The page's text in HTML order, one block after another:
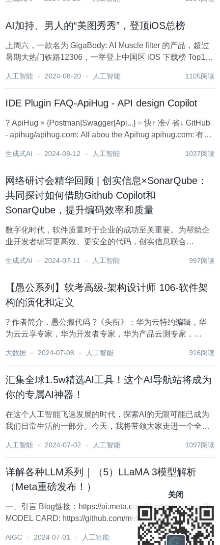
NPC的文本数量，但玩家仍不满足于现有NPC的表现。如
AI加持、男人的“美图秀秀”，登顶iOS总榜
上周六，一款名为 GigaBody: AI Muscle filter 的产品，超过
暑期大热门铁路12306，一举登上中国区 iOS 下载榜 Top1。
加肌肉的身材美化，所谓“小手一点，少练10年”...
人工智能 2024-08-20 人工智能 1105阅读
IDE Plugin FAQ-ApiHug - API design Copilot
? ApiHug × {Postman|Swagger|Api...} = 快↑ 准√ 省↓ GitHub
- apihug/apihug.com: All abou the Apihug apihug.com: 有
生成式AI 2024-08-12 人工智能 1037阅读
网络研讨会精华回顾 | 创实信息×SonarQube：
共同探讨如何借助Github Copilot和
SonarQube，提升编码效率和质量
数字化时代，软件质量对于企业的成功至关重要。为帮助企
业开发者编写更高效、更安全的代码，创实信息联合
本次研讨会以“如何借助Github Copilot和SonarQube，加速
生成式AI 2024-07-11 人工智能 997阅读
【愚公系列】软考高级-架构设计师 106-软件架
构的演化和定义
? 作者简介，愚公搬代码 ?《头衔》：华为云特约编辑，华
为云云享专家，华为开发者专家，华为产品云测专家，
里云签约作者，腾讯云优秀博主，腾讯云内容共创官，掘金
大数据 2024-07-08 人工智能 916阅读
汇集全球1.5w精选AI工具！这个AI导航站将成为
你的专属AI神器！
在这个人工智能飞速发展的时代，探索AI的无限可能已成为
我们日常生活的一部分。今天，我将带领大家走进一个全新
航站，它不仅为你提供了一个发现和使用AI工具的便捷平
人工智能 2024-07-02 人工智能 1097阅读
详解各种LLM系列｜（5）LLaMA 3模型解析
（Meta重磅发布！）
一、引言 Blog链接：https://ai.meta.com/blog/meta-llama-3/
MODEL CARD: https://github.com/meta-
llama/llama3/blob/main/MODEL_CARD.md 体...
AIGC 2024-07-01 人工智能 1471阅读
关闭